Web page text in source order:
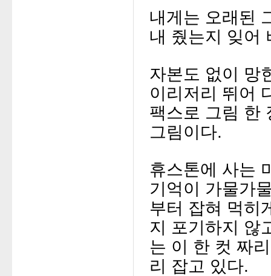
내게는 오래된
내 줬는지 잊어
자본도 없이 망
이리저리 뛰어
팩스로 그림 한
그림이다.
휴스톤에 사는
기억이 가물가
부터 잡혀 먹히
지 포기하지 않
는 이 한 컷 짜
리 잡고 있다.